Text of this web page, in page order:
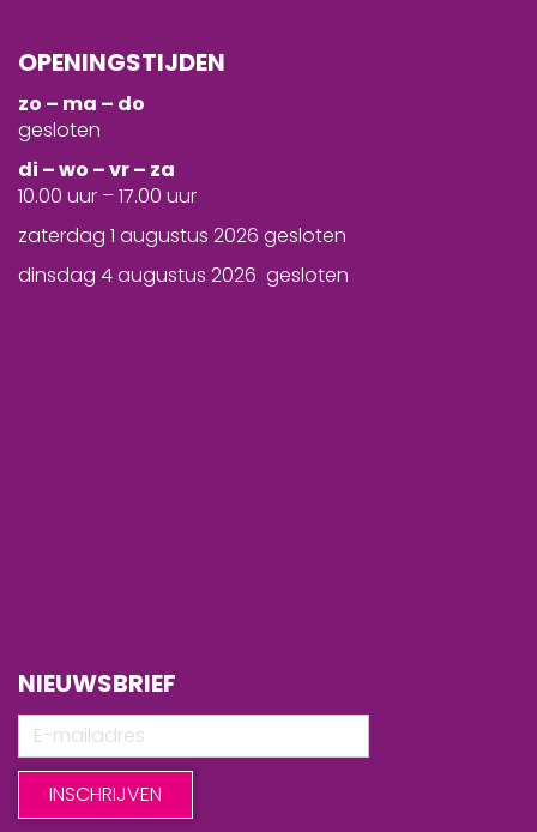
OPENINGSTIJDEN
zo – ma – do
gesloten
di – wo – vr – za
10.00 uur – 17.00 uur
zaterdag 1 augustus 2026 gesloten
dinsdag 4 augustus 2026 gesloten
NIEUWSBRIEF